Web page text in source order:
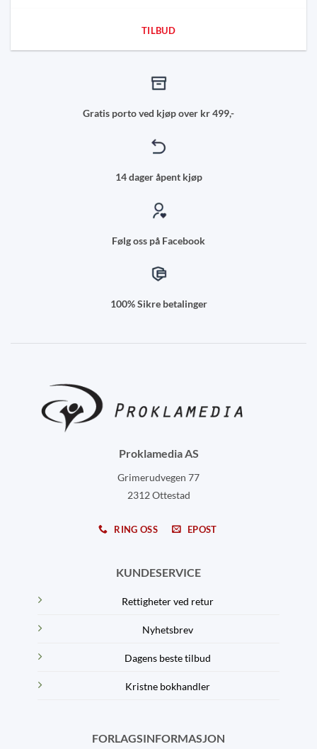
TILBUD
Gratis porto ved kjøp over kr 499,-
14 dager åpent kjøp
Følg oss på Facebook
100% Sikre betalinger
Proklamedia AS
Grimerudvegen 77
2312 Ottestad
RING OSS EPOST
KUNDESERVICE
Rettigheter ved retur
Nyhetsbrev
Dagens beste tilbud
Kristne bokhandler
FORLAGSINFORMASJON